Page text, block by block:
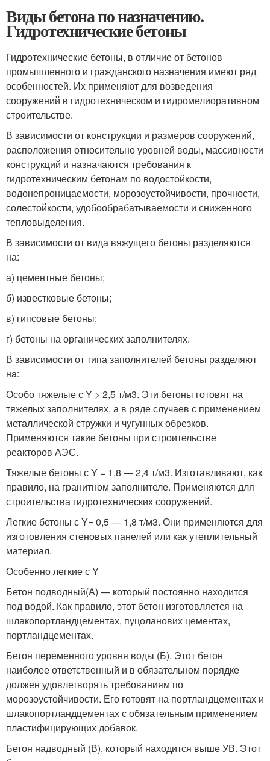
Виды бетона по назначению.
Гидротехнические бетоны
Гидротехнические бетоны, в отличие от бетонов
промышленного и гражданского назначения имеют ряд
особенностей. Их применяют для возведения
сооружений в гидротехническом и гидромелиоративном
строительстве.
В зависимости от конструкции и размеров сооружений,
расположения относительно уровней воды, массивности
конструкций и назначаются требования к
гидротехническим бетонам по водостойкости,
водонепроницаемости, морозоустойчивости, прочности,
солестойкости, удобообрабатываемости и сниженного
тепловыделения.
В зависимости от вида вяжущего бетоны разделяются
на:
а) цементные бетоны;
б) известковые бетоны;
в) гипсовые бетоны;
г) бетоны на органических заполнителях.
В зависимости от типа заполнителей бетоны разделяют
нa:
Особо тяжелые с Y > 2,5 т/м3. Эти бетоны готовят на
тяжелых заполнителях, а в ряде случаев с применением
металлической стружки и чугунных обрезков.
Применяются такие бетоны при строительстве
реакторов АЭС.
Тяжелые бетоны с Y = 1,8 — 2,4 т/м3. Изготавливают, как
правило, на гранитном заполнителе. Применяются для
строительства гидротехнических сооружений.
Легкие бетоны с Y= 0,5 — 1,8 т/м3. Они применяются для
изготовления стеновых панелей или как утеплительный
материал.
Особенно легкие с Y
Бетон подводный(А) — который постоянно находится
под водой. Как правило, этот бетон изготовляется на
шлакопортландцементах, пуцоланових цементах,
портландцементах.
Бетон переменного уровня воды (Б). Этот бетон
наиболее ответственный и в обязательном порядке
должен удовлетворять требованиям по
морозоустойчивости. Его готовят на портландцементах и
шлакопортландцементах с обязательным применением
пластифицирующих добавок.
Бетон надводный (В), который находится выше УВ. Этот